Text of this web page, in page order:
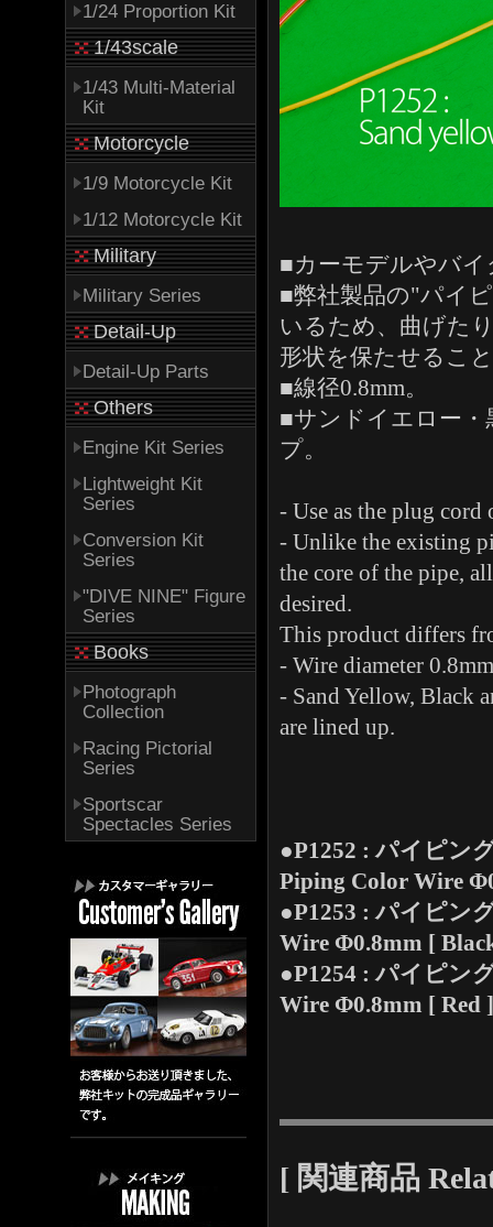
1/24 Proportion Kit
1/43scale
1/43 Multi-Material
Kit
Motorcycle
1/9 Motorcycle Kit
1/12 Motorcycle Kit
Military
Military Series
Detail-Up
Detail-Up Parts
Others
Engine Kit Series
Lightweight Kit
Series
Conversion Kit
Series
"DIVE NINE" Figure
Series
Books
Photograph
Collection
Racing Pictorial
Series
Sportscar
Spectacles Series
■カーモデルやバ
■弊社製品の"パイ
いるため、曲げた
形状を保たせるこ
■線径0.8mm。
■サンドイエロー・
プ。
- Use as the plug cord
- Unlike the existing
the core of the pipe,
desired.
This product differs
- Wire diameter
- Sand Yellow, Black
are lined up.
●P1252 : パイピン
Piping Color Wire
●P1253 : パイピン
Wire Φ0.8mm [
●P1254 : パイピン
Wire Φ0.8mm [ Red ]
[ 関連商品